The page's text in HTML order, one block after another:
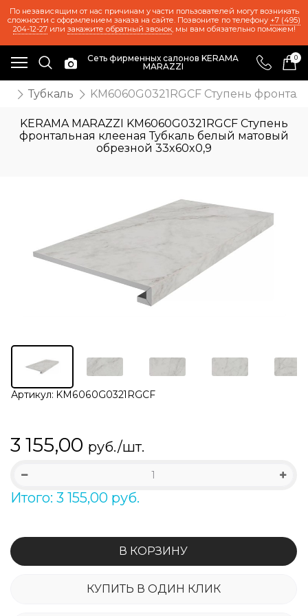
По независящим от нас причинам у части пользователей могут возникать
сложности с оформлением заказа на сайте. Позвоните по телефону +7 (495)
204-12-27или закажите обратный звонок, мы вам обязательно поможем!
Сеть фирменных салонов KERAMA
MARAZZI
0
Тубкаль KM6060G0321RGCF Ступень
KERAMA MARAZZI KM6060G0321RGCF Ступень
фронтальная клееная Тубкаль белый матовый
обрезной 33x60x0,9
Артикул: KM6060G0321RGCF
3 155,00 руб./шт.
Итого: 3 155,00 руб.
В КОРЗИНУ
КУПИТЬ В ОДИН КЛИК